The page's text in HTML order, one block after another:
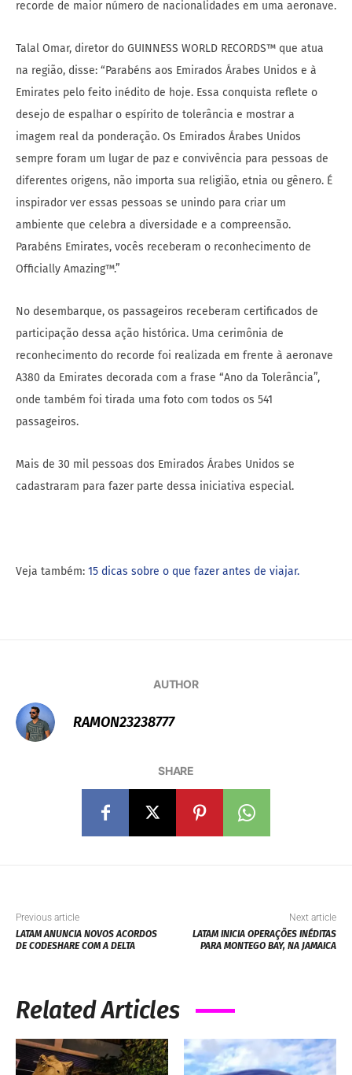
recorde de maior número de nacionalidades em uma aeronave.
Talal Omar, diretor do GUINNESS WORLD RECORDS™ que atua
na região, disse: “Parabéns aos Emirados Árabes Unidos e à
Emirates pelo feito inédito de hoje. Essa conquista reflete o
desejo de espalhar o espírito de tolerância e mostrar a
imagem real da ponderação. Os Emirados Árabes Unidos
sempre foram um lugar de paz e convivência para pessoas de
diferentes origens, não importa sua religião, etnia ou gênero. É
inspirador ver essas pessoas se unindo para criar um
ambiente que celebra a diversidade e a compreensão.
Parabéns Emirates, vocês receberam o reconhecimento de
Officially Amazing™.”
No desembarque, os passageiros receberam certificados de
participação dessa ação histórica. Uma cerimônia de
reconhecimento do recorde foi realizada em frente à aeronave
A380 da Emirates decorada com a frase “Ano da Tolerância”,
onde também foi tirada uma foto com todos os 541
passageiros.
Mais de 30 mil pessoas dos Emirados Árabes Unidos se
cadastraram para fazer parte dessa iniciativa especial.
Veja também: 15 dicas sobre o que fazer antes de viajar.
AUTHOR
RAMON23238777
SHARE
Previous article
LATAM ANUNCIA NOVOS ACORDOS
DE CODESHARE COM A DELTA
Next article
LATAM INICIA OPERAÇÕES INÉDITAS
PARA MONTEGO BAY, NA JAMAICA
Related Articles